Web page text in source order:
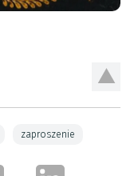
zaproszenie